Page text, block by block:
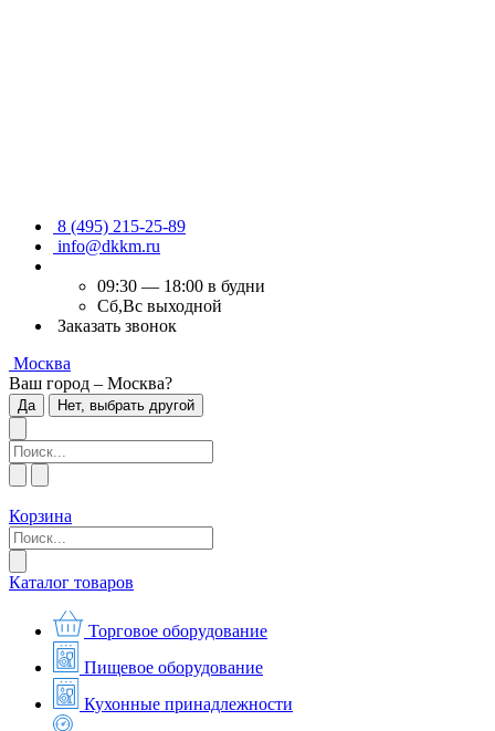
8 (495) 215-25-89
info@dkkm.ru
09:30 — 18:00 в будни
Сб,Вс выходной
Заказать звонок
Москва
Ваш город – Москва?
Да Нет, выбрать другой
Корзина
Каталог товаров
Торговое оборудование
Пищевое оборудование
Кухонные принадлежности